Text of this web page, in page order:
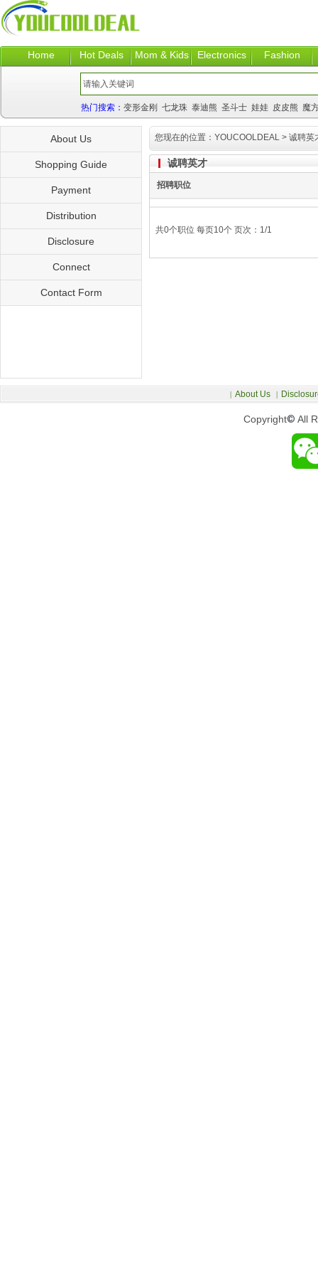
Home Hot Deals Mom & Kids Electronics Fashion
热门搜索： 变形金刚 七龙珠 泰迪熊 圣斗士 娃娃 皮皮熊 魔
About Us
Shopping Guide
Payment
Distribution
Disclosure
Connect
Contact Form
诚聘英才
招聘职位
共0个职位 每页10个 页次：1/1
您现在的位置： YOUCOOLDEAL > 诚聘英
Copyright© All
| About Us |